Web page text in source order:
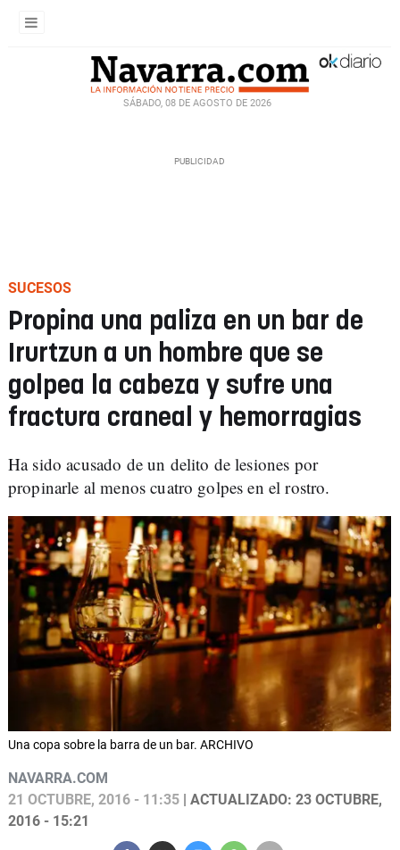
SÁBADO, 08 DE AGOSTO DE 2026
SUCESOS
Propina una paliza en un bar de
Irurtzun a un hombre que se
golpea la cabeza y sufre una
fractura craneal y hemorragias
Ha sido acusado de un delito de lesiones por
propinarle al menos cuatro golpes en el rostro.
Una copa sobre la barra de un bar. ARCHIVO
NAVARRA.COM
21 OCTUBRE, 2016 - 11:35 | ACTUALIZADO: 23 OCTUBRE,
2016 - 15:21